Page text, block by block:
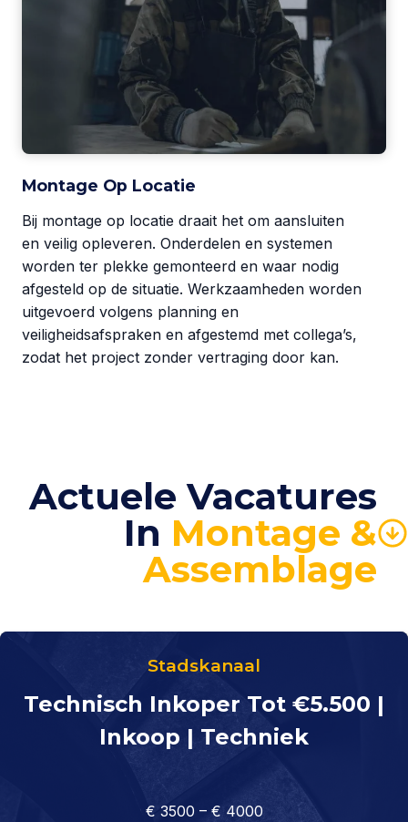
Montage Op Locatie
Bij montage op locatie draait het om aansluiten
en veilig opleveren. Onderdelen en systemen
worden ter plekke gemonteerd en waar nodig
afgesteld op de situatie. Werkzaamheden worden
uitgevoerd volgens planning en
veiligheidsafspraken en afgestemd met collega’s,
zodat het project zonder vertraging door kan.
Actuele Vacatures
In Montage &
Assemblage
Stadskanaal
Technisch Inkoper Tot €5.500 |
Inkoop | Techniek
€ 3500 – € 4000